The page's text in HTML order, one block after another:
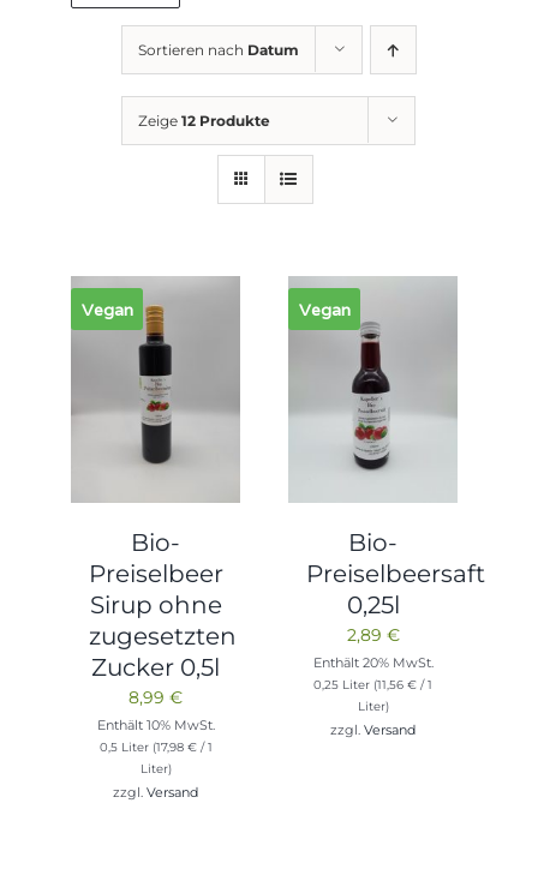
Sortieren nach Datum
Zeige12 Produkte
Vegan
Bio-
Preiselbeer
Sirup ohne
zugesetzten
Zucker 0,5l
8,99€
Enthält 10% MwSt.
0,5 Liter (17,98 €/ 1
Liter)
zzgl.Versand
Vegan
Bio-
Preiselbeersaft
0,25l
2,89 €
Enthält 20% MwSt.
0,25 Liter (11,56€ / 1
Liter)
zzgl.Versand